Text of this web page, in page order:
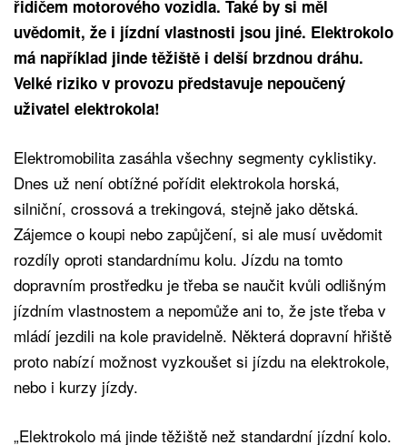
řidičem motorového vozidla. Také by si měl
uvědomit, že i jízdní vlastnosti jsou jiné. Elektrokolo
má například jinde těžiště i delší brzdnou dráhu.
Velké riziko v provozu představuje nepoučený
uživatel elektrokola!
Elektromobilita zasáhla všechny segmenty cyklistiky.
Dnes už není obtížné pořídit elektrokola horská,
silniční, crossová a trekingová, stejně jako dětská.
Zájemce o koupi nebo zapůjčení, si ale musí uvědomit
rozdíly oproti standardnímu kolu. Jízdu na tomto
dopravním prostředku je třeba se naučit kvůli odlišným
jízdním vlastnostem a nepomůže ani to, že jste třeba v
mládí jezdili na kole pravidelně. Některá dopravní hřiště
proto nabízí možnost vyzkoušet si jízdu na elektrokole,
nebo i kurzy jízdy.
„Elektrokolo má jinde těžiště než standardní jízdní kolo.